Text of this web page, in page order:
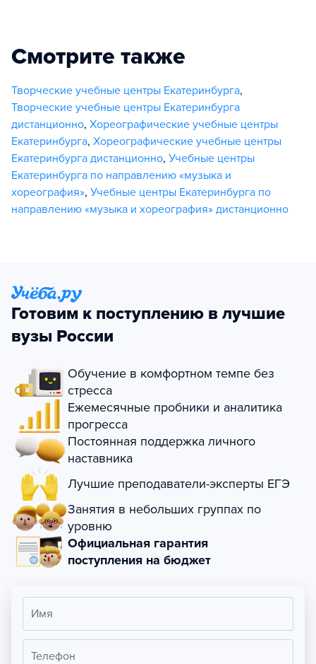
Смотрите также
Творческие учебные центры Екатеринбурга,
Творческие учебные центры Екатеринбурга
дистанционно, Хореографические учебные центры
Екатеринбурга, Хореографические учебные центры
Екатеринбурга дистанционно, Учебные центры
Екатеринбурга по направлению «музыка и
хореография», Учебные центры Екатеринбурга по
направлению «музыка и хореография» дистанционно
Готовим к поступлению в лучшие
вузы России
Обучение в комфортном темпе без
стресса
Ежемесячные пробники и аналитика
прогресса
Постоянная поддержка личного
наставника
Лучшие преподаватели-эксперты ЕГЭ
Занятия в небольших группах по
уровню
Официальная гарантия
поступления на бюджет
Имя
Телефон